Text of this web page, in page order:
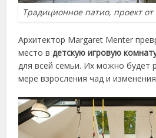
Традиционное патио, проект
Архитектор Margaret Menter
место вдетскую игровую
для всей семьи. Их можно будет
мере взросления чад и